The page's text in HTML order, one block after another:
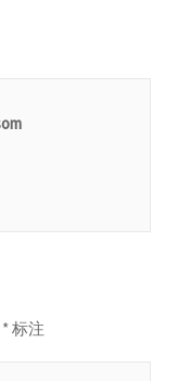
*标注